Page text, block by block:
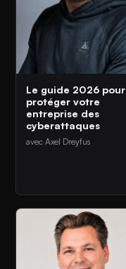
Le guide 2026 pour
protéger votre
entreprise des
cyberattaques
avec Axel Dreyfus